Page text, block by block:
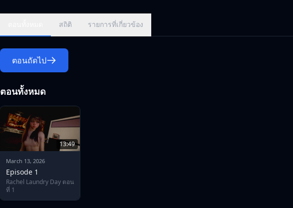
สถิติ รายการที่เกี่ยวข้อง
ตอนถัดไป
ตอนทั้งหมด
13:49
March 13, 2026
Episode 1
Rachel Laundry Day ตอน
ที่ 1